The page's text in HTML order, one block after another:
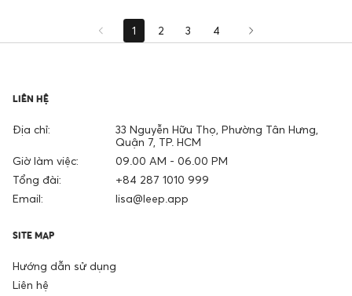
1 2 3 4
LIÊN HỆ
Địa chỉ:
33 Nguyễn Hữu Thọ, Phường Tân Hưng,
Quận 7, TP. HCM
Giờ làm việc:
09.00 AM - 06.00 PM
Tổng đài:
+84 287 1010 999
Email:
lisa@leep.app
SITE MAP
Hướng dẫn sử dụng
Liên hệ